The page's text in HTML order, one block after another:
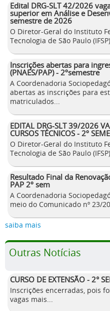
Edital DRG-SLT 42/2026
superior em Análise e
semestre de 2026
O Diretor-Geral do Instituto
Tecnologia de São Paulo
Inscrições abertas para
(PNAES/PAP) - 2ºsemestre
A Coordenadoria
abertas as inscrições para
matriculados...
EDITAL DRG-SLT 39/2026
CURSOS TÉCNICOS - 2º
O Diretor-Geral do Instituto
Tecnologia de São Paulo
Resultado Final da
PAP 2º sem
A Coordenadoria
meio do Comunicado nº 23/
saiba mais
Outras Notícias
CURSO DE EXTENSÃO - 2°
Inscrições encerradas, pois
vagas mais...